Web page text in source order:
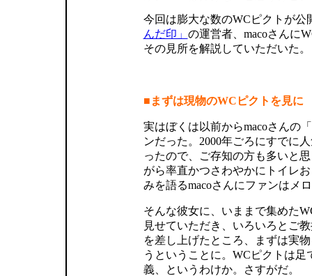
今回は膨大な数のWCピクトが公
んだ印」 の運営者、macoさんに
その見所を解説していただいた。
■まずは現物のWCピクトを見に
実はぼくは以前からmacoさんの
ンだった。2000年ごろにすでに
ったので、ご存知の方も多いと
がら率直かつさわやかにトイレ
みを語るmacoさんにファンはメ
そんな彼女に、いままで集めた
見せていただき、いろいろとご
を差し上げたところ、まずは実
うということに。WCピクトは足
義、というわけか。さすがだ。